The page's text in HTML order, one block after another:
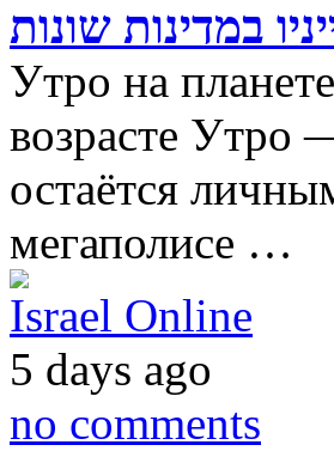
במדינות שונות
Утро на
возрасте Утро
остаётся
мегаполисе …
Israel Online
5 days ago
no comments